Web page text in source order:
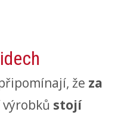
že za
výrobků stojí